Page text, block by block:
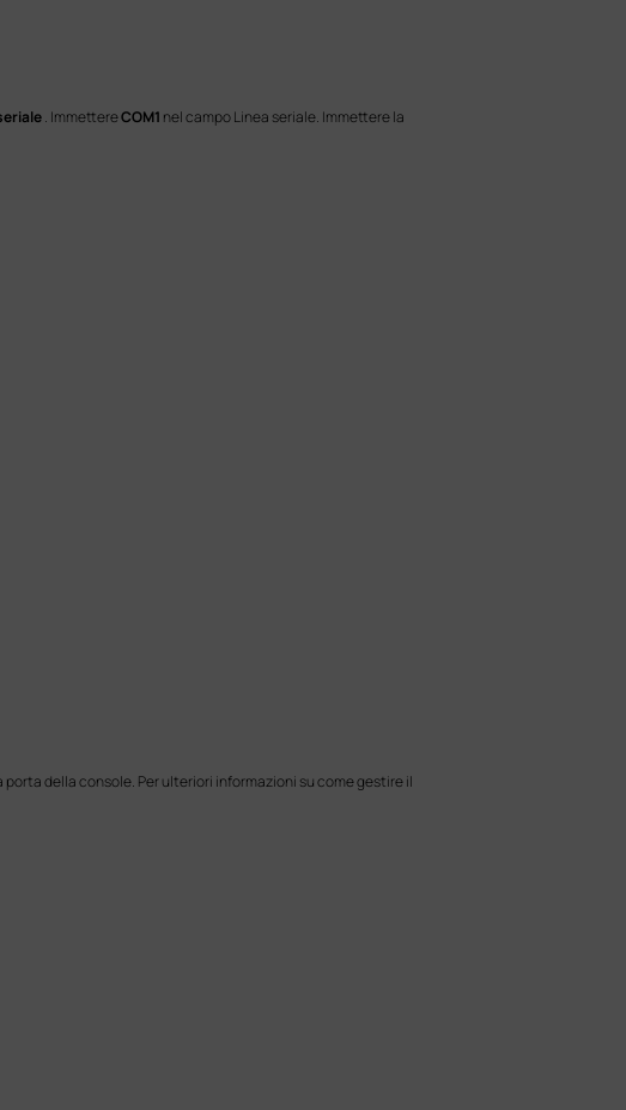
. ImmettereCOM1 nel campo Linea seriale. Immettere la
della console. Per ulteriori informazioni su come gestire il